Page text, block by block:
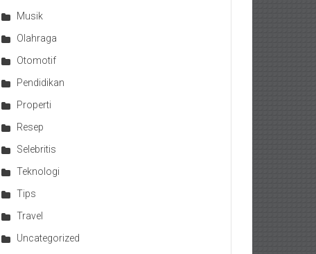
Musik
Olahraga
Otomotif
Pendidikan
Properti
Resep
Selebritis
Teknologi
Tips
Travel
Uncategorized